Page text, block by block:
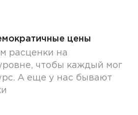
цены
расценки на
чтобы каждый мог
А еще у нас бывают